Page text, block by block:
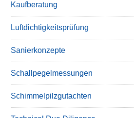
Kaufberatung
Luftdichtigkeitsprüfung
Sanierkonzepte
Schallpegelmessungen
Schimmelpilzgutachten